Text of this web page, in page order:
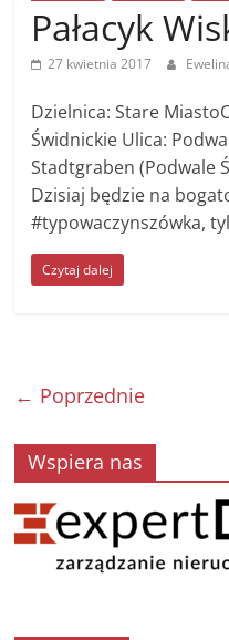
Pałacyk
27 kwietnia 2017
Dzielnica: Stare
Świdnickie Ulica:
Stadtgraben (Podwale
Dzisiaj będzie na
#typowaczynszówka,
Czytaj dalej
← Poprzednie
Wspiera nas